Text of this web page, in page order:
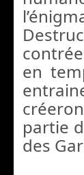
en
partie
des